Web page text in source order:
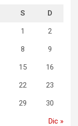
S D
1 2
8 9
15 16
22 23
29 30
Dic »